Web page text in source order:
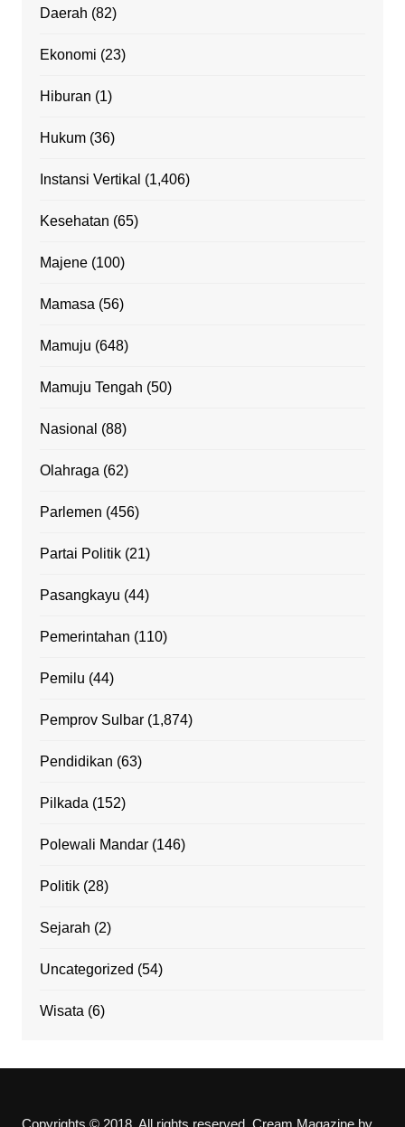
Daerah (82)
Ekonomi (23)
Hiburan (1)
Hukum(36)
Instansi Vertikal (1,406)
Kesehatan (65)
Majene(100)
Mamasa (56)
Mamuju (648)
Mamuju Tengah (50)
Nasional (88)
Olahraga (62)
Parlemen (456)
Partai Politik(21)
Pasangkayu (44)
Pemerintahan (110)
Pemilu (44)
Pemprov Sulbar(1,874)
Pendidikan (63)
Pilkada (152)
Polewali Mandar(146)
Politik(28)
Sejarah (2)
Uncategorized (54)
Wisata (6)
Copyrights © 2018. All rights reserved. Cream Magazine by